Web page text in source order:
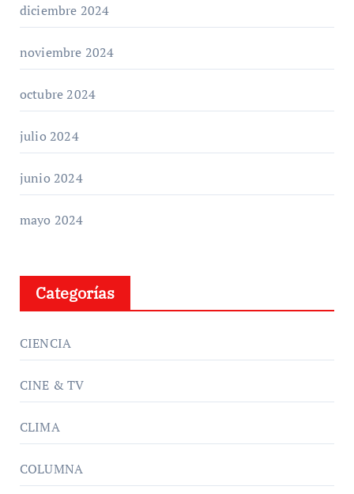
diciembre 2024
noviembre 2024
octubre 2024
julio 2024
junio 2024
mayo 2024
Categorías
CIENCIA
CINE & TV
CLIMA
COLUMNA